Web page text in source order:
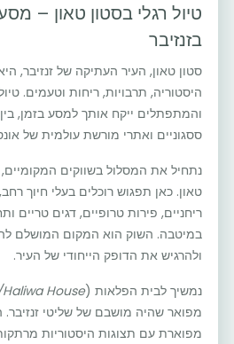
טיול רגלי בסטון טאון –
בזנזיבר
סטון טאון, העיר העתיקה של זנזיבר,
היסטוריה, תרבויות, ריחות וטעמים.
והמתפתלים ייקח אותך למסע בזמן,
ססגוניים ואתרי מורשת עולמית של
נתחיל את המסלול בשווקים
טאון. כאן תפגוש רוכלים בעלי חיוך
ריחניים, פירות טרופיים, דגים טריים
במיטבה. השוק הוא המקום המושלם
ולהרגיש את הדופק הייחודי של העיר.
נמשיך לבית הפלאות (House
מפואר שהיה מושבם של שליטי
מפוארת עם תצוגות היסטוריות